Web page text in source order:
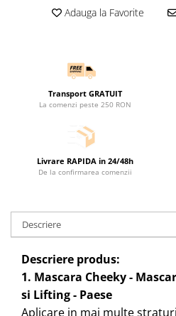
Adauga la Favorite
Transport GRATUIT
La comenzi peste 250 RON
Livrare RAPIDA in 24/48h
De la confirmarea comenzii
Descriere
Descriere produs:
1. Mascara Cheeky -
si Lifting - Paese
Aplicare in mai multe